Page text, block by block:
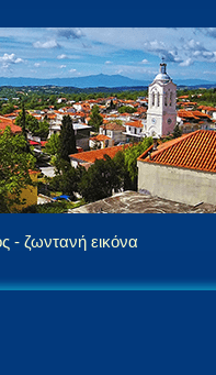
- ζωντανή εικόνα